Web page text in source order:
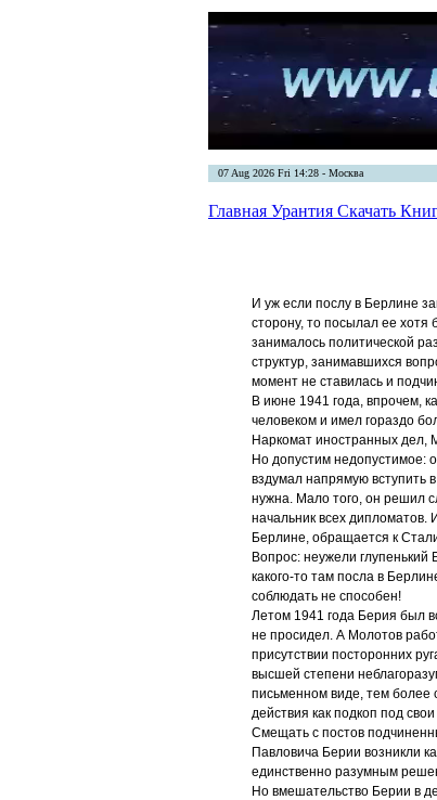
07 Aug 2026 Fri 14:28 - Москва
Главная Урантия Скачать
И уж если послу в Берлине
сторону, то посылал ее хотя
занималось политической
структур, занимавшихся
момент не ставилась и
В июне 1941 года, впрочем,
человеком и имел гораздо
Наркомат иностранных дел,
Но допустим недопустимое:
вздумал напрямую вступить
нужна. Мало того, он решил
начальник всех дипломатов.
Берлине, обращается к
Вопрос: неужели
какого-то там посла в
соблюдать не способен!
Летом 1941 года Берия был
не просидел. А Молотов
присутствии посторонних
высшей степени
письменном виде, тем более
действия как подкоп под
Смещать с постов
Павловича Берии возникли
единственно разумным
Но вмешательство Берии в